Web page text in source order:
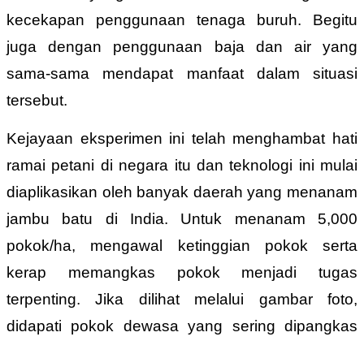
kecekapan penggunaan tenaga buruh. Begitu
juga dengan penggunaan baja dan air yang
sama-sama mendapat manfaat dalam situasi
tersebut.
Kejayaan eksperimen ini telah menghambat hati
ramai petani di negara itu dan teknologi ini mulai
diaplikasikan oleh banyak daerah yang menanam
jambu batu di India. Untuk menanam 5,000
pokok/ha, mengawal ketinggian pokok serta
kerap memangkas pokok menjadi tugas
terpenting. Jika dilihat melalui gambar foto,
didapati pokok dewasa yang sering dipangkas